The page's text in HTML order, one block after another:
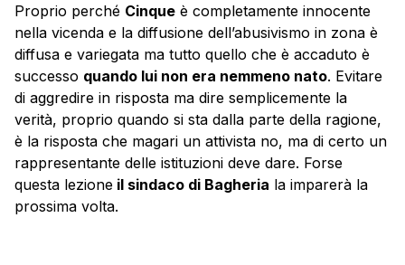
Proprio perché Cinque è completamente innocente
nella vicenda e la diffusione dell’abusivismo in zona è
diffusa e variegata ma tutto quello che è accaduto è
successo quando lui non era nemmeno nato. Evitare
di aggredire in risposta ma dire semplicemente la
verità, proprio quando si sta dalla parte della ragione,
è la risposta che magari un attivista no, ma di certo un
rappresentante delle istituzioni deve dare. Forse
questa lezione il sindaco di Bagheria la imparerà la
prossima volta.